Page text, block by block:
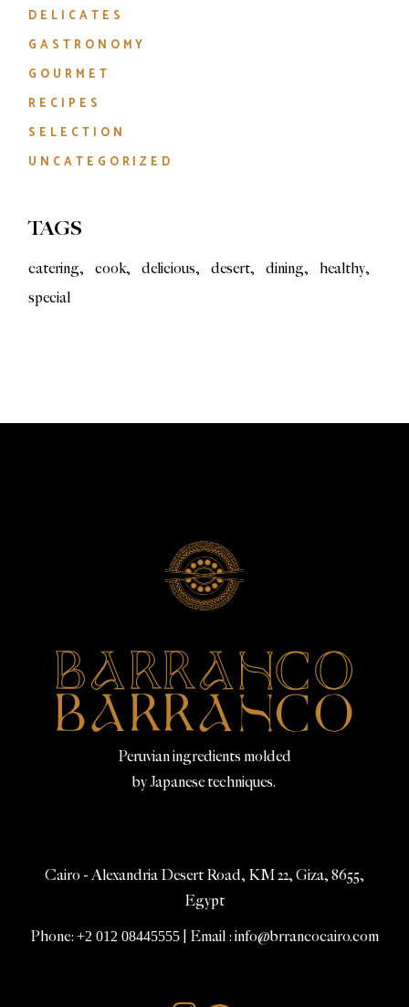
DELICATES
GASTRONOMY
GOURMET
RECIPES
SELECTION
UNCATEGORIZED
TAGS
catering cook delicious desert dining
healthy
special
Peruvian ingredients molded
by Japanese techniques.
Cairo - Alexandria Desert Road, KM 22, Giza, 8655,
Egypt
Phone: +2 012 08445555| Email : info@brrancocairo.com